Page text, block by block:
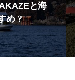
と海
め？